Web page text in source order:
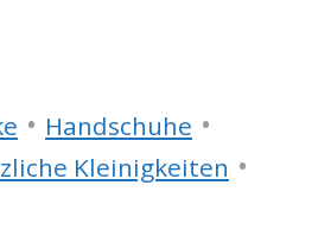
• Handschuhe •
Kleinigkeiten •